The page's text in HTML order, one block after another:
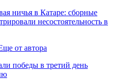
ничья в Катаре: сборные
несостоятельность в
от автора
победы в третий день